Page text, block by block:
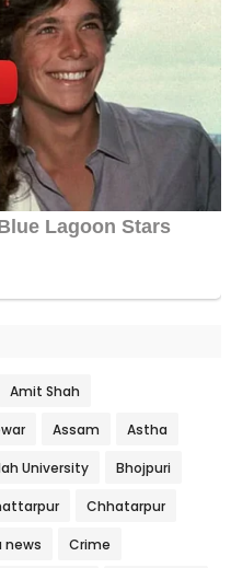
Amit Shah
Assam Astha
University Bhojpuri
Chhatarpur
news Crime